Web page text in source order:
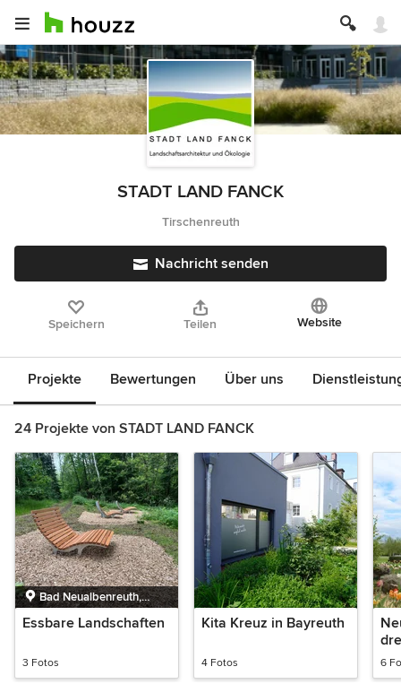
STADT LAND FANCK
Tirschenreuth
Nachricht senden
Speichern Teilen Website
Projekte Bewertungen Über uns
24 Projekte von STADT LAND FANCK
Bad Neualbenreuth,
Bayern
Essbare Landschaften
3 Fotos
Kita Kreuz in Bayreuth
4 Fotos 6